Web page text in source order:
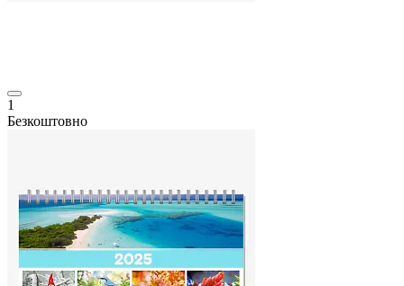
1
Безкоштовно